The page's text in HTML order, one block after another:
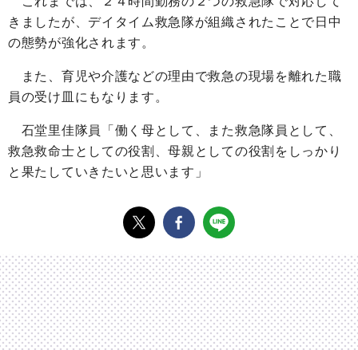
きましたが、デイタイム救急隊が組織されたことで日中
の態勢が強化されます。
また、育児や介護などの理由で救急の現場を離れた職
員の受け皿にもなります。
石堂里佳隊員「働く母として、また救急隊員として、
救急救命士としての役割、母親としての役割をしっかり
と果たしていきたいと思います」